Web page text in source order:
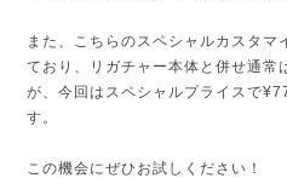
また、こちらのスペシャルカスタマ
ており、リガチャー本体と併せ通
が、今回はスペシャルプライスで
す。
この機会にぜひお試しください！